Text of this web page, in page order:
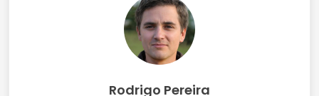
Rodrigo Pereira